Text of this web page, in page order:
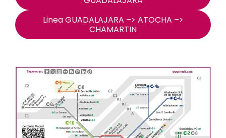
Linea GUADALAJARA –> ATOCHA –>
CHAMARTIN